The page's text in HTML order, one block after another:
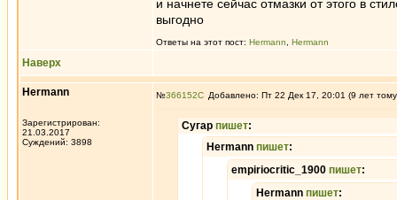
и начнете сейчас отмазки от этого в
выгодно
Ответы на этот пост: Hermann Hermann
Наверх
Hermann
Зарегистрирован:
21.03.2017
Суждений: 3898
№366152 Добавлено: Пт 22 Дек 17, 20:01 (9 лет
Сугар пишет:
Hermann пишет:
empiriocritic_1900 пишет:
Hermann пишет: